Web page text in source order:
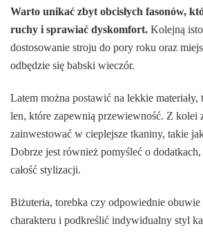
Warto unikać zbyt obcisłych fasonów,
ruchy i sprawiać dyskomfort. Kolejną
dostosowanie stroju do pory roku oraz
odbędzie się babski wieczór.
Latem można postawić na lekkie materiały,
len, które zapewnią przewiewność. Z kolei
zainwestować w cieplejsze tkaniny, takie
Dobrze jest również pomyśleć o dodatkach,
całość stylizacji.
Biżuteria, torebka czy odpowiednie obuwie
charakteru i podkreślić indywidualny styl